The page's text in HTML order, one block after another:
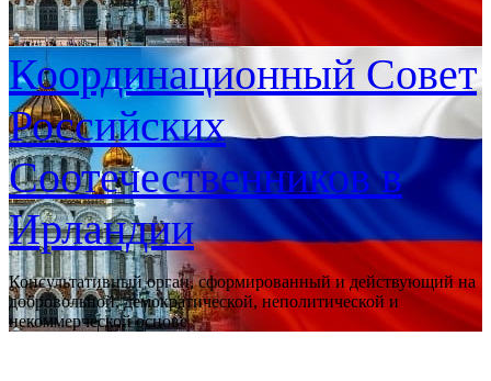
Координационный Совет
Российских
Соотечественников в
Ирландии
Консультативный орган, сформированный и действующий на
добровольной, демократической, неполитической и
некоммерческой основе